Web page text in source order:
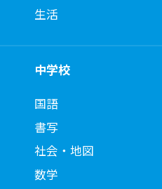
生活
中学校
国語
書写
社会・地図
数学